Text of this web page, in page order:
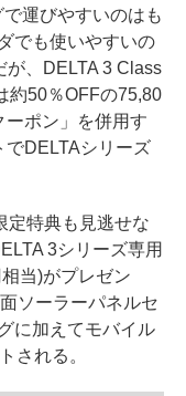
運びやすいのはも
でも使いやすいの
が、DELTA 3 Class
約50％OFFの75,80
ーポン」を併用す
DELTAシリーズ
定特典も見逃せな
3シリーズ専用
当)がプレゼン
ソーラーパネルセ
に加えてモバイル
される。